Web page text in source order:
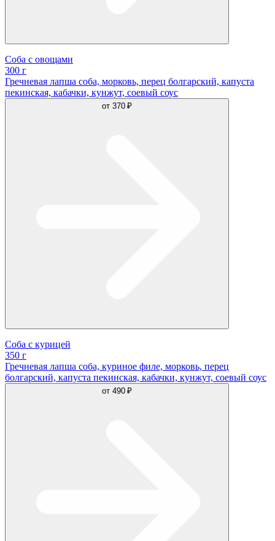
Соба с овощами
300 г
Гречневая лапша соба, морковь, перец болгарский, капуста
пекинская, кабачки, кунжут, соевый соус
от 370 ₽
Соба с курицей
350 г
Гречневая лапша соба, куриное филе, морковь, перец
болгарский, капуста пекинская, кабачки, кунжут, соевый соус
от 490 ₽